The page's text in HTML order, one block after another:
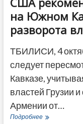
на Южном
разворота
ТБИЛИСИ, 4
следует
Кавказе,
властей Грузии
Армении от…
ПодробнееСША